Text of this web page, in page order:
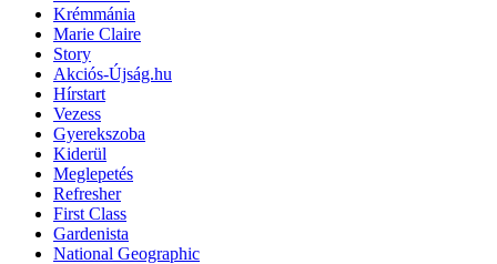
Krémmánia
Marie Claire
Story
Akciós-Újság.hu
Hírstart
Vezess
Gyerekszoba
Kiderül
Meglepetés
Refresher
First Class
Gardenista
National Geographic